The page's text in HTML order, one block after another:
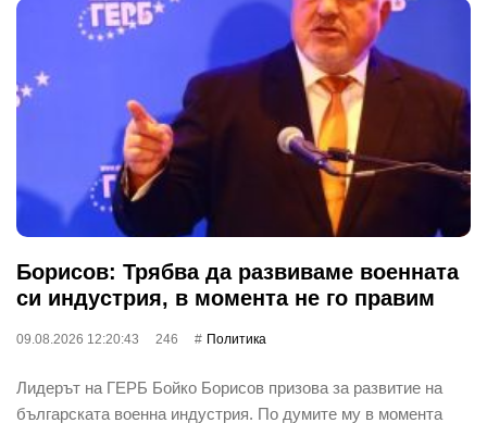
Борисов: Трябва да развиваме военната
си индустрия, в момента не го правим
09.08.2026 12:20:43 246 Политика
Лидерът на ГЕРБ Бойко Борисов призова за развитие на
българската военна индустрия. По думите му в момента